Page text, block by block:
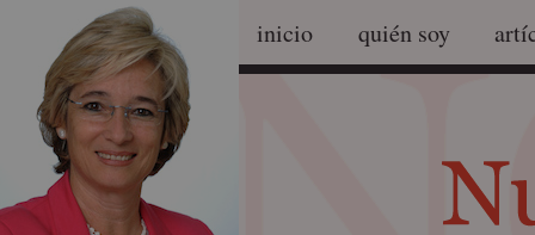
inicio quién soy